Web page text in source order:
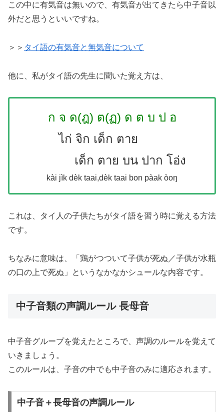
この中に有気音は無いので、有気音が出てきたら中子音以
外だと思うといいですね。
＞＞ タイ語の有気音と無気音について
他に、私がタイ語の先生に聞いた覚え方は、
ก จ ด(ฎ) ต(ฏ) ด ต บ ป อ
ไก่ จิก เด็ก ตาย
เด็ก ตาย บน ปาก โอ่ง
kài jìk dèk taai,dèk taai bon pàak òoŋ
これは、タイ人の子供たちがタイ語を習う時に覚える方法
です。
ちなみに意味は、「鶏がつついて子供が死ぬ／子供が水瓶
の口の上で死ぬ」というなかなかシュールな内容です。
中子音類の声調ルール 長母音
中子音グループを覚えたところで、声調のルールを覚えて
いきましょう。
このルールは、子音の中でも中子音のみに適応されます。
中子音＋長母音の声調ルール